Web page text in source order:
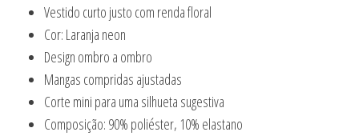
Vestido curto justo com renda floral
Cor: Laranja neon
Design ombro a ombro
Mangas compridas ajustadas
Corte mini para uma silhueta sugestiva
Composição: 90% poliéster, 10% elastano